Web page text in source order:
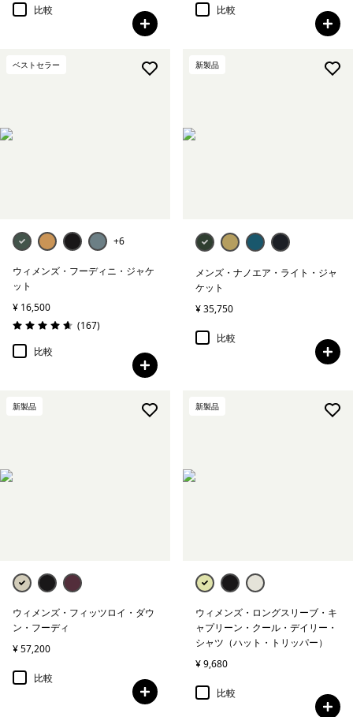
比較
比較
ベストセラー
+6
ウィメンズ・フーディニ・ジャケ
ット
¥ 16,500
評価: 4.7 / 5
(167レビュー
)
比較
新製品
メンズ・ナノエア・ライト・ジャ
ケット
¥ 35,750
比較
新製品
ウィメンズ・フィッツロイ・ダウ
ン・フーディ
¥ 57,200
比較
新製品
ウィメンズ・ロングスリーブ・キ
ャプリーン・クール・デイリー・
シャツ（ハット・トリッパー）
¥ 9,680
比較